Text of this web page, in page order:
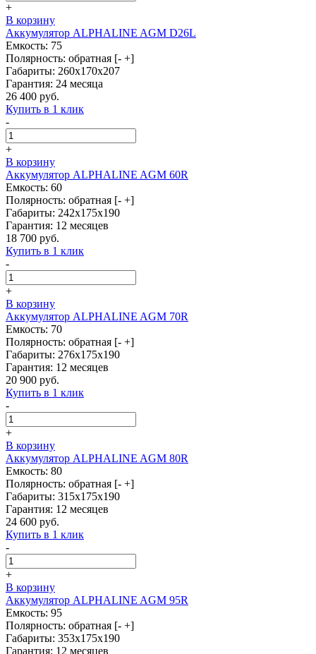
+
В корзину
Аккумулятор ALPHALINE AGM D26L
Емкость: 75
Полярность: обратная [- +]
Габариты: 260x170x207
Гарантия: 24 месяца
26 400 руб.
Купить в 1 клик
-
+
В корзину
Аккумулятор ALPHALINE AGM 60R
Емкость: 60
Полярность: обратная [- +]
Габариты: 242x175x190
Гарантия: 12 месяцев
18 700 руб.
Купить в 1 клик
-
+
В корзину
Аккумулятор ALPHALINE AGM 70R
Емкость: 70
Полярность: обратная [- +]
Габариты: 276x175x190
Гарантия: 12 месяцев
20 900 руб.
Купить в 1 клик
-
+
В корзину
Аккумулятор ALPHALINE AGM 80R
Емкость: 80
Полярность: обратная [- +]
Габариты: 315x175x190
Гарантия: 12 месяцев
24 600 руб.
Купить в 1 клик
-
+
В корзину
Аккумулятор ALPHALINE AGM 95R
Емкость: 95
Полярность: обратная [- +]
Габариты: 353x175x190
Гарантия: 12 месяцев